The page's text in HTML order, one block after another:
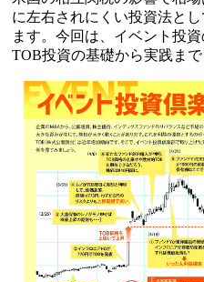
に左右されにくい投資法と
ます。今回は、イベント投
TOB投資の基礎から実践まで